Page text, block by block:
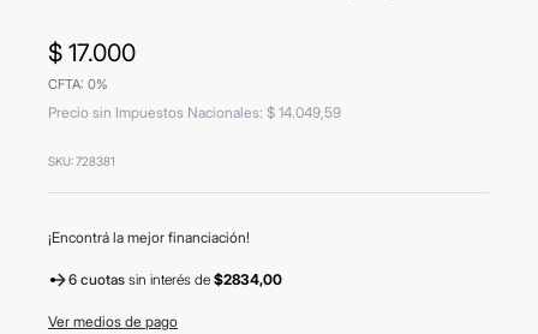
$ 17.000
CFTA: 0%
Precio sin Impuestos Nacionales: $ 14.049, 59
SKU:728381
¡Encontrá la mejor financiación!
6 cuotas sin interésde $2834,00
Ver medios de pago
7 hugo boss
8. mochila
10. tom ford